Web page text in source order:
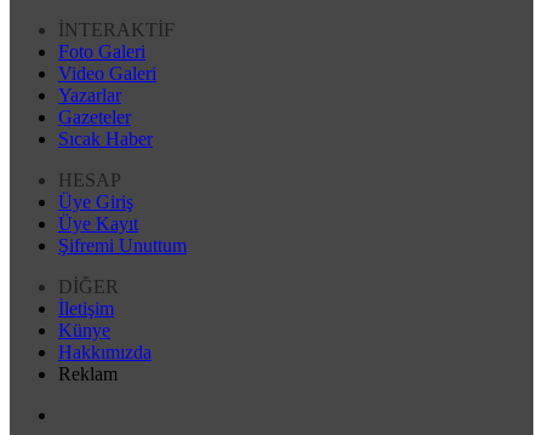
İNTERAKTİF
Foto Galeri
Video Galeri
Yazarlar
Gazeteler
Sıcak Haber
HESAP
Üye Giriş
Üye Kayıt
Şifremi Unuttum
DİĞER
İletişim
Künye
Hakkımızda
Reklam